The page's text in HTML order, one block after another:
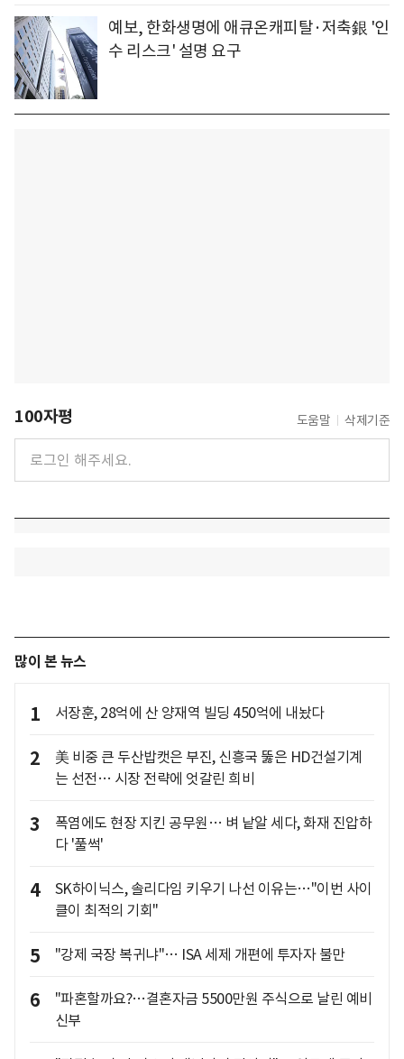
예보, 한화생명에 애큐온캐피탈·저축銀 '인
수 리스크' 설명 요구
100자평 도움말 삭제기준
많이 본 뉴스
1 서장훈, 28억에 산 양재역 빌딩 450억에 내놨다
2
美 비중 큰 두산밥캣은 부진, 신흥국 뚫은 HD건설기계
는 선전… 시장 전략에 엇갈린 희비
3
폭염에도 현장 지킨 공무원… 벼 낱알 세다, 화재 진압하
다 '풀썩'
4
SK하이닉스, 솔리다임 키우기 나선 이유는…"이번 사이
클이 최적의 기회"
5 "강제 국장 복귀냐"… ISA 세제 개편에 투자자 불만
6
"파혼할까요?…결혼자금 5500만원 주식으로 날린 예비
신부